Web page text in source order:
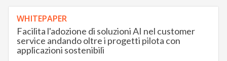
WHITEPAPER
Facilita l'adozione di soluzioni AI nel customer
service andando oltre i progetti pilota con
applicazioni sostenibili